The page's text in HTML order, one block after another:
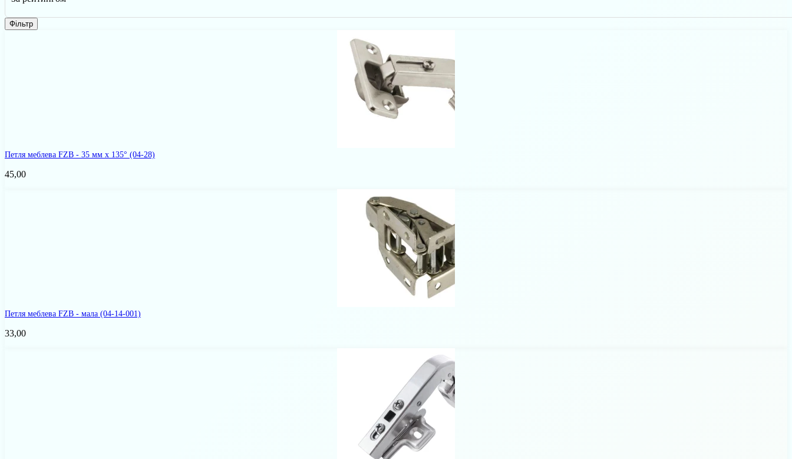
Фільтр
Петля меблева FZB - 35 мм x 135° (04-28)
45,00
Петля меблева FZB - мала (04-14-001)
33,00